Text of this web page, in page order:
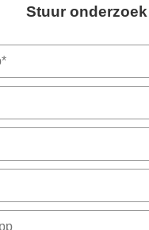
Stuur onderzoek